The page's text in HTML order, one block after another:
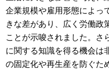
企業規模や雇用形態によっ
きな差があり、広く労働政
ことが示唆されました。さ
に関する知識を得る機会は
の固定化や再生産を防ぐた